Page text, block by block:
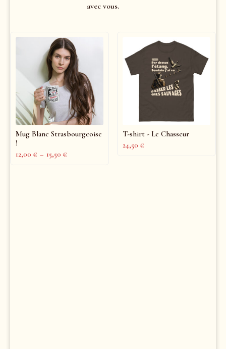
avec vous.
Mug Blanc Strasbourgeoise
!
12,00 € – 15,50 €
T-shirt - Le Chasseur
24,50 €